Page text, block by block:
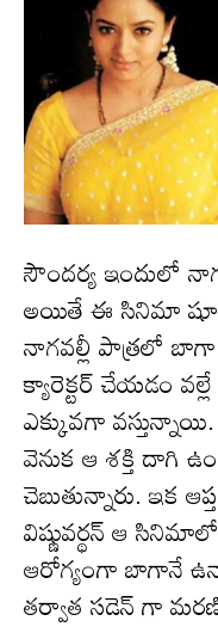
సౌందర్య ఇందులో
అయితే ఈ సినిమా
నాగవల్లీ పాత్రలో
క్యారెక్టర్ చేయడం
ఎక్కువగా
వెనుక ఆ శక్తి దాగి
చెబుతున్నారు. ఇక
విష్ణువర్థన్ ఆ
ఆరోగ్యంగా బాగానే
తర్వాత సడెన్ గా